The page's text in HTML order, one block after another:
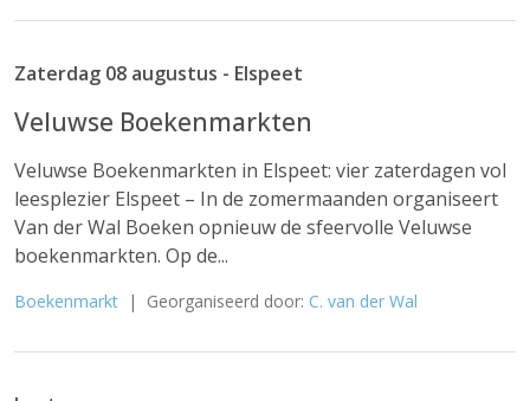
Zaterdag 08 augustus - Elspeet
Veluwse Boekenmarkten
Veluwse Boekenmarkten in Elspeet: vier zaterdagen vol
leesplezier Elspeet – In de zomermaanden organiseert
Van der Wal Boeken opnieuw de sfeervolle Veluwse
boekenmarkten. Op de...
Boekenmarkt | Georganiseerd door: C. van der Wal